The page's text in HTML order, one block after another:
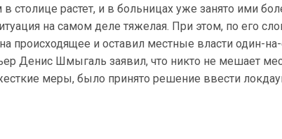
столице растет, и в больницах уже занято ими
на самом деле тяжелая. При этом, по его
происходящее и оставил местные власти один-
Денис Шмыгаль заявил, что никто не мешает
меры, было принято решение ввести